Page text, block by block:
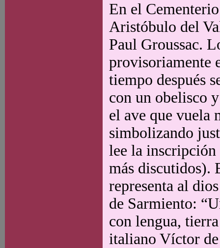
En el
Aristóbulo del
Paul Groussac.
provisoriamente
tiempo después
con un obelisco
el ave que vuela
simbolizando
lee la
más discutidos).
representa al
de Sarmiento:
con lengua,
italiano Víctor